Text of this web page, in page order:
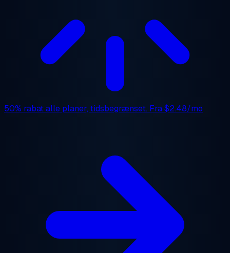
50% rabatalle planer, tidsbegrænset. Fra$2.48/mo